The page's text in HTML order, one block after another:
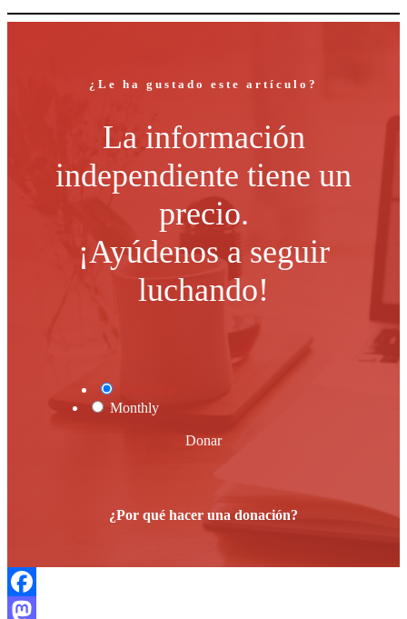
¿Le ha gustado este artículo?
La información
independiente tiene un
precio.
¡Ayúdenos a seguir
luchando!
Monthly
Donar
¿Por qué hacer una donación?
Facebook